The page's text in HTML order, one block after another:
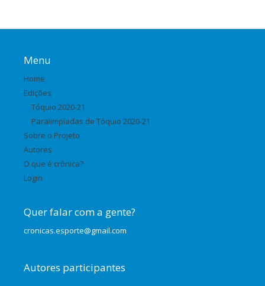
Menu
Home
Edições
Tóquio 2020-21
Paralimpíadas de Tóquio 2020-21
Sobre o Projeto
Autores
O que é crônica?
Login
Quer falar com a gente?
cronicas.esporte@gmail.com
Autores participantes